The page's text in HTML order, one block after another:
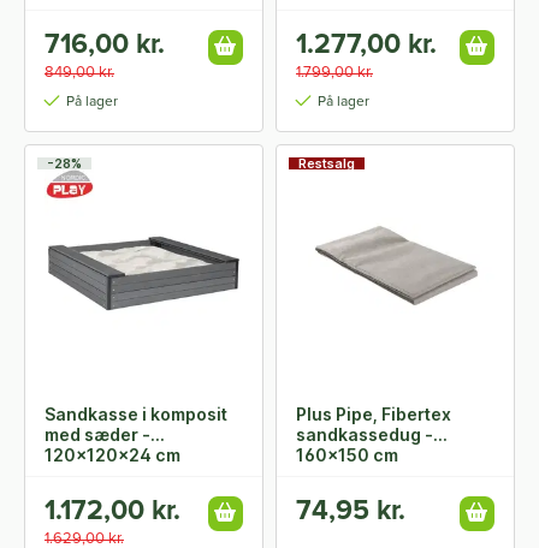
716,00 kr.
849,00 kr.
På lager
1.277,00 kr.
1.799,00 kr.
På lager
-28%
Sandkasse i komposit
med sæder -
120x120x24 cm
1.172,00 kr.
1.629,00 kr.
Restsalg
Plus Pipe, Fibertex
sandkassedug -
160x150 cm
74,95 kr.